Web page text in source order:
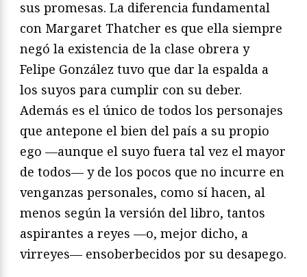
sus promesas. La diferencia fundamental
con Margaret Thatcher es que ella siempre
negó la existencia de la clase obrera y
Felipe González tuvo que dar la espalda a
los suyos para cumplir con su deber.
Además es el único de todos los personajes
que antepone el bien del país a su propio
ego —aunque el suyo fuera tal vez el mayor
de todos— y de los pocos que no incurre en
venganzas personales, como sí hacen, al
menos según la versión del libro, tantos
aspirantes a reyes —o, mejor dicho, a
virreyes— ensoberbecidos por su desapego.